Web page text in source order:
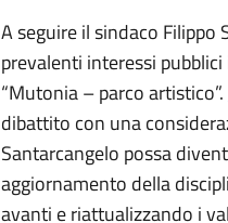
A seguire il sindaco Filippo
prevalenti interessi
“Mutonia – parco artistico”.
dibattito con una
Santarcangelo possa
aggiornamento della
avanti e riattualizzando i